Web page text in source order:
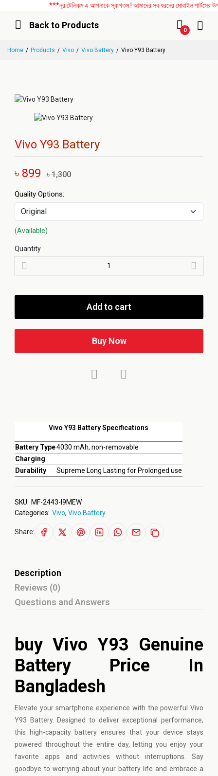
***নূর টেলিকম এ আপনাকে স্বাগতম ! আমাদের সব ধরনের মোবাইল পার্টসের
Back to Products
0
Home Products Vivo Vivo Battery Vivo Y93 Battery
Vivo Y93 Battery
৳ 899 ৳ 1,300
Vivo Y93 Battery Specifications
Battery Type4030 mAh, non-removable
Charging
Durability
Supreme Long Lasting for Prolonged use
Quality Options:
(Available)
Quantity
Add to cart
Buy Now
SKU: MF-2443-I9MEW
Categories: Vivo, Vivo Battery
Share:
Description
Reviews (0)
Questions and Answers
buy Vivo Y93 Genuine
Battery Price In
Bangladesh
Elevate your smartphone experience with the powerful Vivo
Y93 Battery. Designed to deliver exceptional performance,
this high-capacity battery ensures that your device stays
powered throughout the entire day, letting you enjoy your
favorite apps and activities without interruptions. Say
goodbye to worrying about your battery life and embrace a